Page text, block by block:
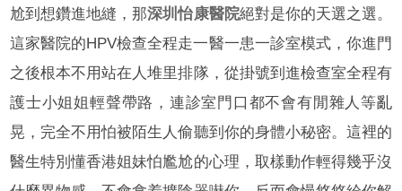
尬到想鑽進地縫，那深圳怡康醫院絕對是你的天選之選。
這家醫院的HPV檢查全程走一醫一患一診室模式，你進門
之後根本不用站在人堆里排隊，從掛號到進檢查室全程有
護士小姐姐輕聲帶路，連診室門口都不會有閒雜人等亂
晃，完全不用怕被陌生人偷聽到你的身體小秘密。這裡的
醫生特別懂香港姐妹怕尷尬的心理，取樣動作輕得幾乎沒